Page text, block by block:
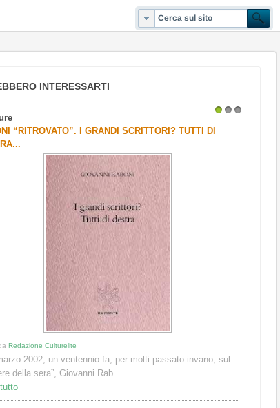
INTERESSARTI
“RITROVATO”. I GRANDI SCRITTORI? TUTTI DI
Redazione Culturelite
2002, un ventennio fa, per molti passato invano, sul
della sera”, Giovanni Rab...